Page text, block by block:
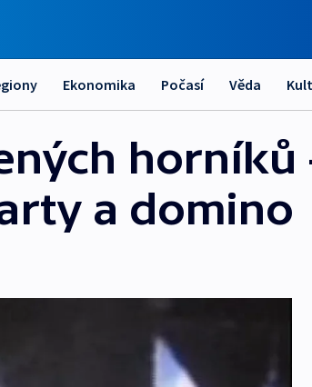
Ekonomika Počasí Věda
horníků
a domino